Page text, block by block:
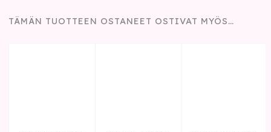
TÄMÄN TUOTTEEN OSTANEET OSTIVAT MYÖS…